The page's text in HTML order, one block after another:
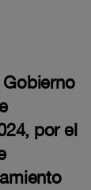
por el